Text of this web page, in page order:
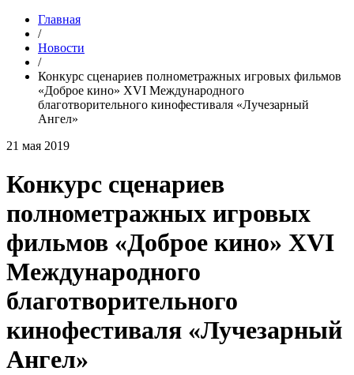
Главная
/
Новости
/
Конкурс сценариев полнометражных игровых фильмов
«Доброе кино» XVI Международного
благотворительного кинофестиваля «Лучезарный
Ангел»
21 мая 2019
Конкурс сценариев
полнометражных игровых
фильмов «Доброе кино» XVI
Международного
благотворительного
кинофестиваля «Лучезарный
Ангел»